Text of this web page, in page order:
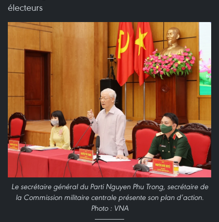
électeurs
Le secrétaire général du Parti Nguyen Phu Trong, secrétaire de
la Commission militaire centrale présente son plan d’action.
Photo : VNA